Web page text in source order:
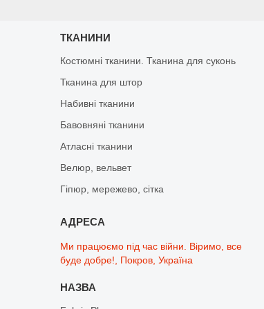
ТКАНИНИ
Костюмні тканини. Тканина для суконь
Тканина для штор
Набивні тканини
Бавовняні тканини
Атласні тканини
Велюр, вельвет
Гіпюр, мережево, сітка
Ми працюємо під час війни. Віримо, все
буде добре!, Покров, Україна